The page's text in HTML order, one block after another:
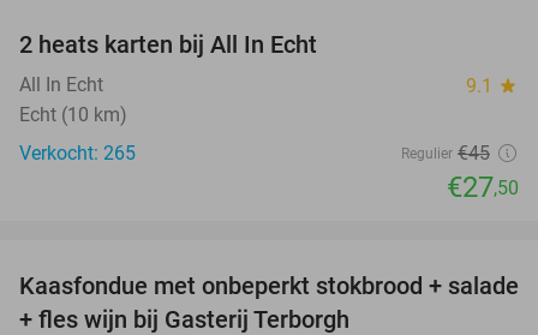
2 heats karten bij All In Echt
All In Echt 9.1 star
Echt (10 km)
Verkocht: 265
Regulier €45
€27,50
44%
Kaasfondue met onbeperkt stokbrood + salade
+ fles wijn bij Gasterij Terborgh